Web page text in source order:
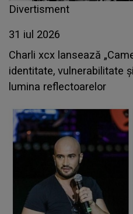
Divertisment
31 iul 2026
Charli xcx lansează
identitate, vulnerabilitate
lumina reflectoarelor